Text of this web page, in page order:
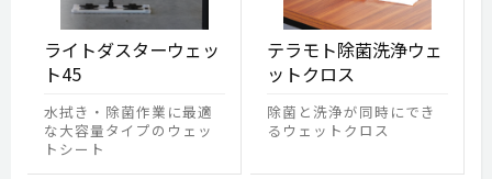
ライトダスターウェッ
ト45
水拭き・除菌作業に最適
な大容量タイプのウェッ
トシート
テラモト除菌洗浄ウェ
ットクロス
除菌と洗浄が同時にでき
るウェットクロス